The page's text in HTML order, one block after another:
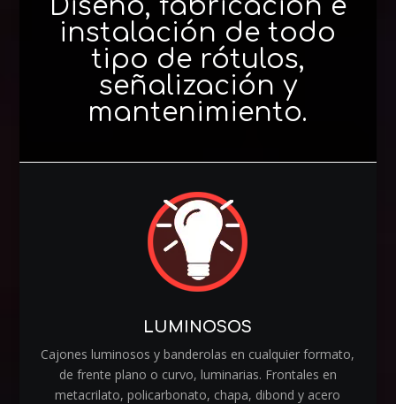
Diseño, fabricación e
instalación de todo
tipo de rótulos,
señalización y
mantenimiento.
LUMINOSOS
Cajones luminosos y banderolas en cualquier formato,
de frente plano o curvo, luminarias. Frontales en
metacrilato, policarbonato, chapa, dibond y acero